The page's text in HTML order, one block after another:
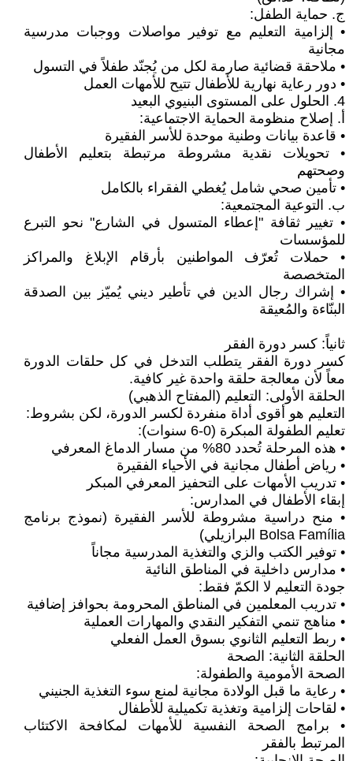
ج. حماية الطفل:
• إلزامية التعليم مع توفير مواصلات ووجبات مدرسية
مجانية
• ملاحقة قضائية صارمة لكل من يُجنّد طفلاً في التسول
• دور رعاية نهارية للأطفال تتيح للأمهات العمل
4. الحلول على المستوى البنيوي البعيد
أ. إصلاح منظومة الحماية الاجتماعية:
• قاعدة بيانات وطنية موحدة للأسر الفقيرة
• تحويلات نقدية مشروطة مرتبطة بتعليم الأطفال
وصحتهم
• تأمين صحي شامل يُغطي الفقراء بالكامل
ب. التوعية المجتمعية:
• تغيير ثقافة "إعطاء المتسول في الشارع" نحو التبرع
للمؤسسات
• حملات تُعرّف المواطنين بأرقام الإبلاغ والمراكز
المتخصصة
• إشراك رجال الدين في تأطير ديني يُميّز بين الصدقة
البنّاءة والمُعيقة
ثانياً: كسر دورة الفقر
كسر دورة الفقر يتطلب التدخل في كل حلقات الدورة
معاً لأن معالجة حلقة واحدة غير كافية.
الحلقة الأولى: التعليم (المفتاح الذهبي)
التعليم هو أقوى أداة منفردة لكسر الدورة، لكن بشروط:
تعليم الطفولة المبكرة (0-6 سنوات):
• هذه المرحلة تُحدد 80% من مسار الدماغ المعرفي
• رياض أطفال مجانية في الأحياء الفقيرة
• تدريب الأمهات على التحفيز المعرفي المبكر
إبقاء الأطفال في المدارس:
• منح دراسية مشروطة للأسر الفقيرة (نموذج برنامج
Bolsa Família البرازيلي)
• توفير الكتب والزي والتغذية المدرسية مجاناً
• مدارس داخلية في المناطق النائية
جودة التعليم لا الكمّ فقط:
• تدريب المعلمين في المناطق المحرومة بحوافز إضافية
• مناهج تنمي التفكير النقدي والمهارات العملية
• ربط التعليم الثانوي بسوق العمل الفعلي
الحلقة الثانية: الصحة
الصحة الأمومية والطفولة:
• رعاية ما قبل الولادة مجانية لمنع سوء التغذية الجنيني
• لقاحات إلزامية وتغذية تكميلية للأطفال
• برامج الصحة النفسية للأمهات لمكافحة الاكتئاب
المرتبط بالفقر